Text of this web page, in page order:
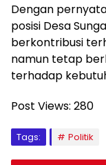
Dengan
posisi Desa
berkontribusi
namun tetap
terhadap
Post Views: 280
Tags: Politik